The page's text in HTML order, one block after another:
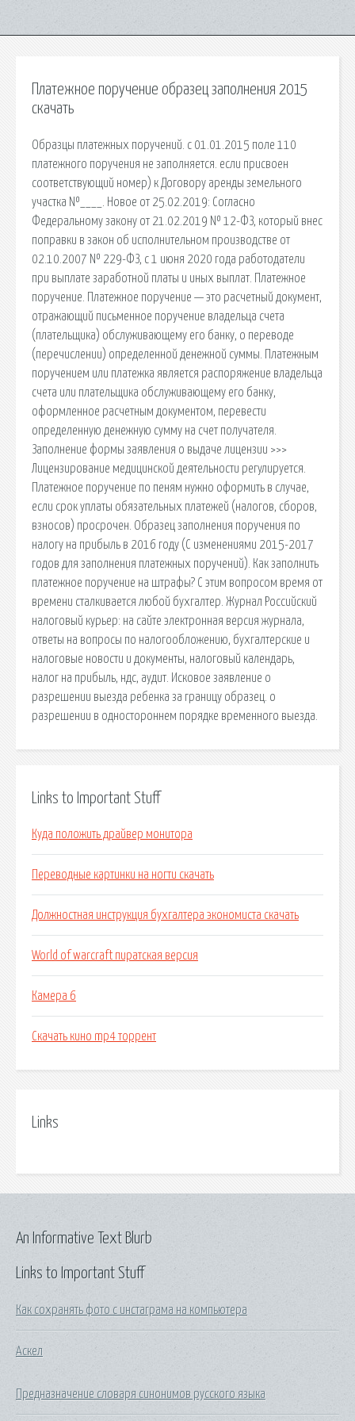
Платежное поручение образец заполнения 2015
скачать
Образцы платежных поручений. c 01.01.2015 поле 110
платежного поручения не заполняется. если присвоен
соответствующий номер) к Договору аренды земельного
участка №____. Новое от 25.02.2019: Согласно
Федеральному закону от 21.02.2019 № 12-ФЗ, который внес
поправки в закон об исполнительном производстве от
02.10.2007 № 229-ФЗ, с 1 июня 2020 года работодатели
при выплате заработной платы и иных выплат. Платежное
поручение. Платежное поручение — это расчетный документ,
отражающий письменное поручение владельца счета
(плательщика) обслуживающему его банку, о переводе
(перечислении) определенной денежной суммы. Платежным
поручением или платежка является распоряжение владельца
счета или плательщика обслуживающему его банку,
оформленное расчетным документом, перевести
определенную денежную сумму на счет получателя.
Заполнение формы заявления о выдаче лицензии >>>
Лицензирование медицинской деятельности регулируется.
Платежное поручение по пеням нужно оформить в случае,
если срок уплаты обязательных платежей (налогов, сборов,
взносов) просрочен. Образец заполнения поручения по
налогу на прибыль в 2016 году (С изменениями 2015-2017
годов для заполнения платежных поручений). Как заполнить
платежное поручение на штрафы? С этим вопросом время от
времени сталкивается любой бухгалтер. Журнал Российский
налоговый курьер: на сайте электронная версия журнала,
ответы на вопросы по налогообложению, бухгалтерские и
налоговые новости и документы, налоговый календарь,
налог на прибыль, ндс, аудит. Исковое заявление о
разрешении выезда ребенка за границу образец. о
разрешении в одностороннем порядке временного выезда.
Links to Important Stuff
Куда положить драйвер монитора
Переводные картинки на ногти скачать
Должностная инструкция бухгалтера экономиста скачать
World of warcraft пиратская версия
Камера 6
Скачать кино mp4 торрент
Links
Links to Important Stuff
Как сохранять фото с инстаграма на компьютера
Аскел
Предназначение словаря синонимов русского языка
An Informative Text Blurb